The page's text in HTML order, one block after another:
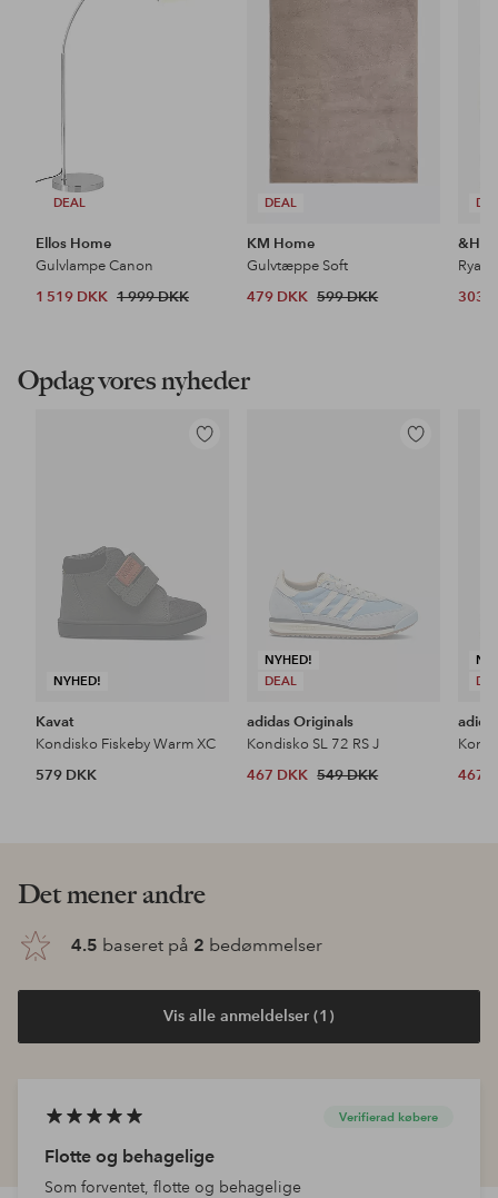
DEAL
Ellos Home
Gulvlampe Canon
1 519 DKK 1 999 DKK
DEAL
KM Home
Gulvtæppe Soft
479 DKK 599 DKK
303
Opdag vores nyheder
NYHED!
Tilføj
Kavat
Kondisko Fiskeby Warm XC
579 DKK
NYHED!
DEAL
Tilføj
adidas Originals
Kondisko SL 72 RS J
467 DKK 549 DKK
467
Det mener andre
4.5 baseret på 2 bedømmelser
Vis alle anmeldelser (1)
Verifierad købere
Flotte og behagelige
Som forventet, flotte og behagelige